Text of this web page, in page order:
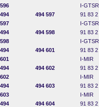
596
I-GTSR
494
597
494 597 91 83 2
I-GTSR
494
598
494 598 91 83 2
I-GTSR
494
601
494 601 91 83 2
I-MIR
494
602
494 602 91 83 2
I-MIR
494
603
494 603 91 83 2
I-MIR
494
494 604 91 83 2